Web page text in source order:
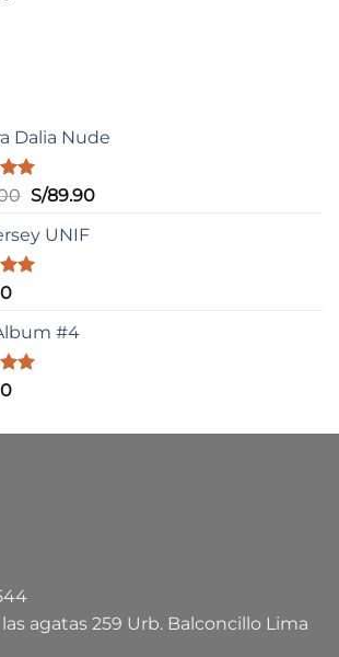
Dalia Nude
El
original
era:
S/89.90El
UNIF
#4
agatas 259 Urb. Balconcillo Lima